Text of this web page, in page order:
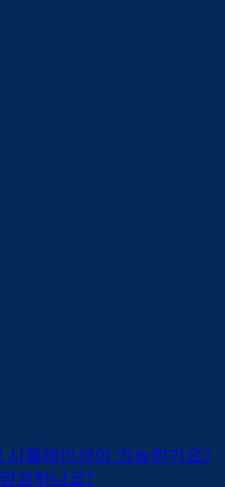
뮬레이션이 가능한가요?
검하나요?